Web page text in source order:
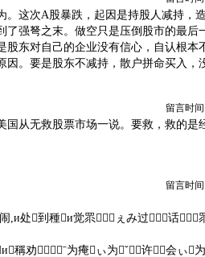
。这次A股暴跌，起因是持股人减持，
了强弩之末。做空只是压倒股市的最后
股东对自己的企业没有信心，自认根本
因。要是股东不减持，散户拼命买入，
留言时间
国从无救股票市场一说。要救，救的是
留言时间
,и处到種и觉眔ぇみ过话﹚
稱劝ˉ为痷ぃ为ˇ许会ぃ